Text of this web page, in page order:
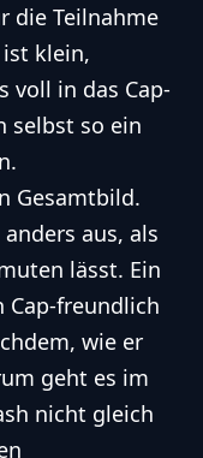
die Teilnahme
klein,
voll in das Cap-
selbst so ein
Gesamtbild.
aus, als
lässt. Ein
Cap-freundlich
wie er
geht es im
nicht gleich